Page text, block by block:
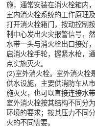
施，通常安装在消火栓箱内
室内消火栓系统的工作原理
打开消火栓箱门，按动控制
制中心发出火灾报警信号，
水带一头与消火栓出口接好
启消火栓手轮，握紧水枪，
点实施灭火。
(2)室外消火栓。室外消火栓
供水设施，主要供消防车从
施灭火，也可以直接连接水
室外消火栓按其结构不同分
环境的要求；按其压力不同
火的不同需要。